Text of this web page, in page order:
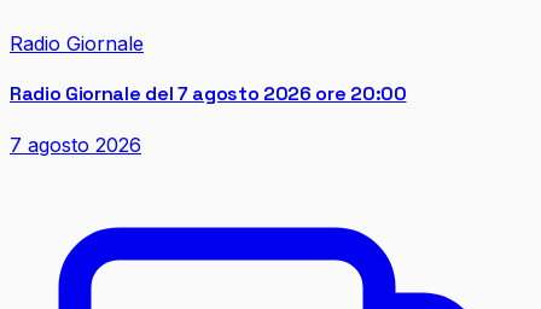
Radio Giornale
Radio Giornale del 7 agosto 2026 ore 20:00
7 agosto 2026